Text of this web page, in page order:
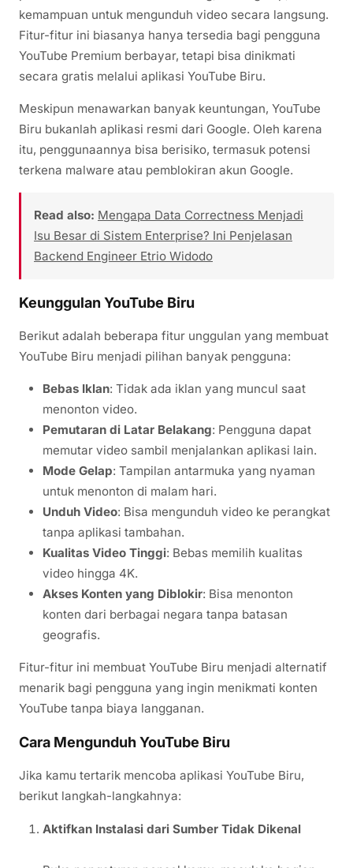
kemampuan untuk mengunduh video secara langsung.
Fitur-fitur ini biasanya hanya tersedia bagi pengguna
YouTube Premium berbayar, tetapi bisa dinikmati
secara gratis melalui aplikasi YouTube Biru.
Meskipun menawarkan banyak keuntungan, YouTube
Biru bukanlah aplikasi resmi dari Google. Oleh karena
itu, penggunaannya bisa berisiko, termasuk potensi
terkena malware atau pemblokiran akun Google.
Read also: Mengapa Data Correctness Menjadi
Isu Besar di Sistem Enterprise? Ini Penjelasan
Backend Engineer Etrio Widodo
Keunggulan YouTube Biru
Berikut adalah beberapa fitur unggulan yang membuat
YouTube Biru menjadi pilihan banyak pengguna:
Bebas Iklan: Tidak ada iklan yang muncul saat
menonton video.
Pemutaran di Latar Belakang: Pengguna dapat
memutar video sambil menjalankan aplikasi lain.
Mode Gelap: Tampilan antarmuka yang nyaman
untuk menonton di malam hari.
Unduh Video: Bisa mengunduh video ke perangkat
tanpa aplikasi tambahan.
Kualitas Video Tinggi: Bebas memilih kualitas
video hingga 4K.
Akses Konten yang Diblokir: Bisa menonton
konten dari berbagai negara tanpa batasan
geografis.
Fitur-fitur ini membuat YouTube Biru menjadi alternatif
menarik bagi pengguna yang ingin menikmati konten
YouTube tanpa biaya langganan.
Cara Mengunduh YouTube Biru
Jika kamu tertarik mencoba aplikasi YouTube Biru,
berikut langkah-langkahnya:
Aktifkan Instalasi dari Sumber Tidak Dikenal